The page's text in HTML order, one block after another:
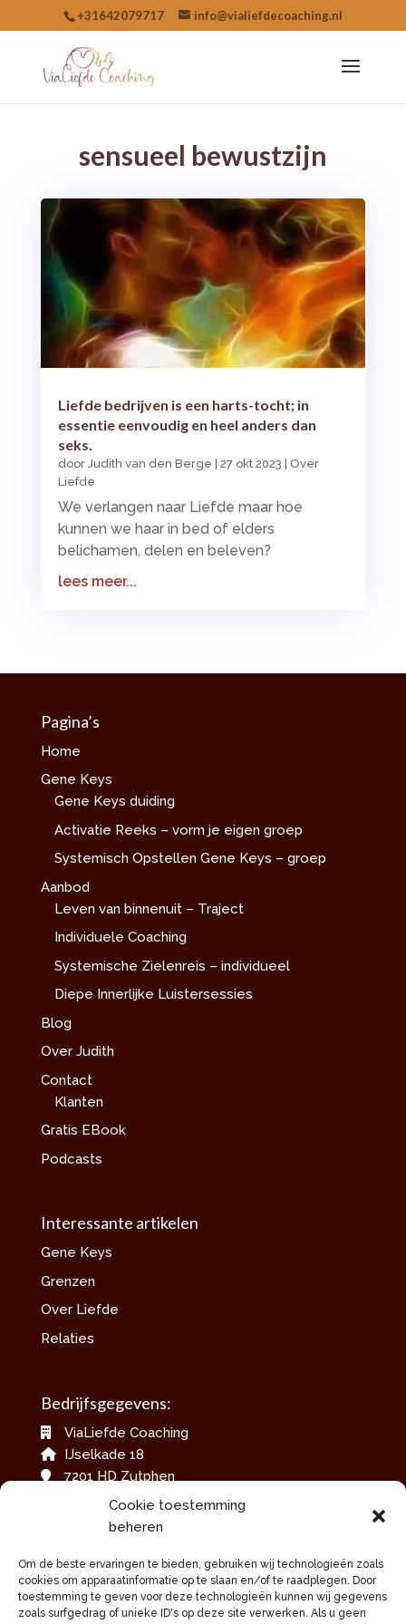
Cookie toestemming
beheren
Om de beste ervaringen te bieden, gebruiken wij technologieën zoals
cookies om apparaatinformatie op te slaan en/of te raadplegen. Door
toestemming te geven voor deze technologieën kunnen wij gegevens
zoals surfgedrag of unieke ID's op deze site verwerken. Als u geen
+31642079717 info@vialiefdecoaching.nl
sensueel bewustzijn
Liefde bedrijven is een harts-tocht; in
essentie eenvoudig en heel anders dan
seks.
door Judith van den Berge | 27 okt 2023 | Over
Liefde
We verlangen naar Liefde maar hoe
kunnen we haar in bed of elders
belichamen, delen en beleven?
lees meer...
Pagina’s
Home
Gene Keys
Gene Keys duiding
Activatie Reeks – vorm je eigen groep
Systemisch Opstellen Gene Keys – groep
Aanbod
Leven van binnenuit – Traject
Individuele Coaching
Systemische Zielenreis – individueel
Diepe Innerlijke Luistersessies
Blog
Over Judith
Contact
Klanten
Gratis EBook
Podcasts
Interessante artikelen
Gene Keys
Grenzen
Over Liefde
Relaties
Bedrijfsgegevens:
ViaLiefde Coaching
IJselkade 18
7201 HD Zutphen
06-42079717
info@vialiefdecoaching.nl
KvKnummer: 60012684